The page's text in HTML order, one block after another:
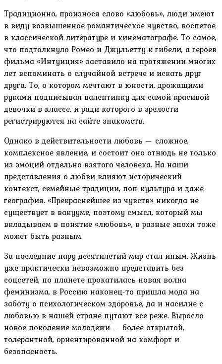
Традиционно, произнося слово «любовь», люди имеют
в виду возвышенное романтическое чувство, воспетое
в классической литературе и кинематографе. То самое,
что подтолкнуло Ромео и Джульетту к гибели, а героев
фильма «Интуиция» заставило на протяжении многих
лет вспоминать о случайной встрече и искать друг
друга. То, о котором мечтают в юности, дрожащими
руками подписывая валентинку для самой красивой
девочки в классе, и ради которого в зрелости
регистрируются на сайте знакомств.
Однако в действительности любовь — сложное,
комплексное явление, и состоит оно отнюдь не только
из эмоций отдельно взятого человека. На наши
представления о любви влияют исторический
контекст, семейные традиции, поп-культура и даже
география. «Прекраснейшее из чувств» никогда не
существует в вакууме, поэтому смысл, который мы
вкладываем в понятие «любовь», в разные эпохи тоже
может быть разным.
За последние пару десятилетий мир стал иным. Жизнь
уже практически невозможно представить без
соцсетей, по планете прокатилась новая волна
феминизма, в Россию наконец-то пришла мода на
заботу о психологическом здоровье, да и насилие с
любовью в нашей стране путают все реже. Выросло
новое поколение молодежи — более открытой,
толерантной, ориентированной на комфорт и
безопасность.